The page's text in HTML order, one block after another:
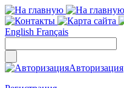
English Français
Авторизация